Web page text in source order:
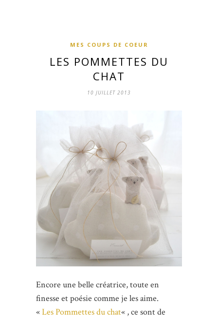
MES COUPS DE COEUR
LES POMMETTES DU
CHAT
10 JUILLET 2013
Encore une belle créatrice, toute en
finesse et poésie comme je les aime.
«Les Pommettes du chat« , ce sont de